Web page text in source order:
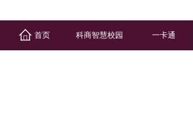
2022-09-12
机电设备安装与维修
2022-09-12
首页 科商智慧校园 一卡通